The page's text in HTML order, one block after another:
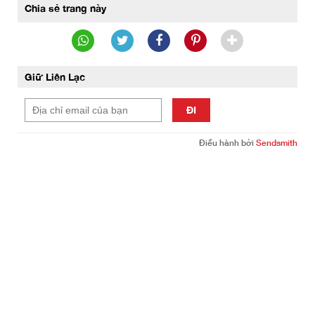
Chia sẻ trang này
Giữ Liên Lạc
ĐI
Điều hành bởi Sendsmith